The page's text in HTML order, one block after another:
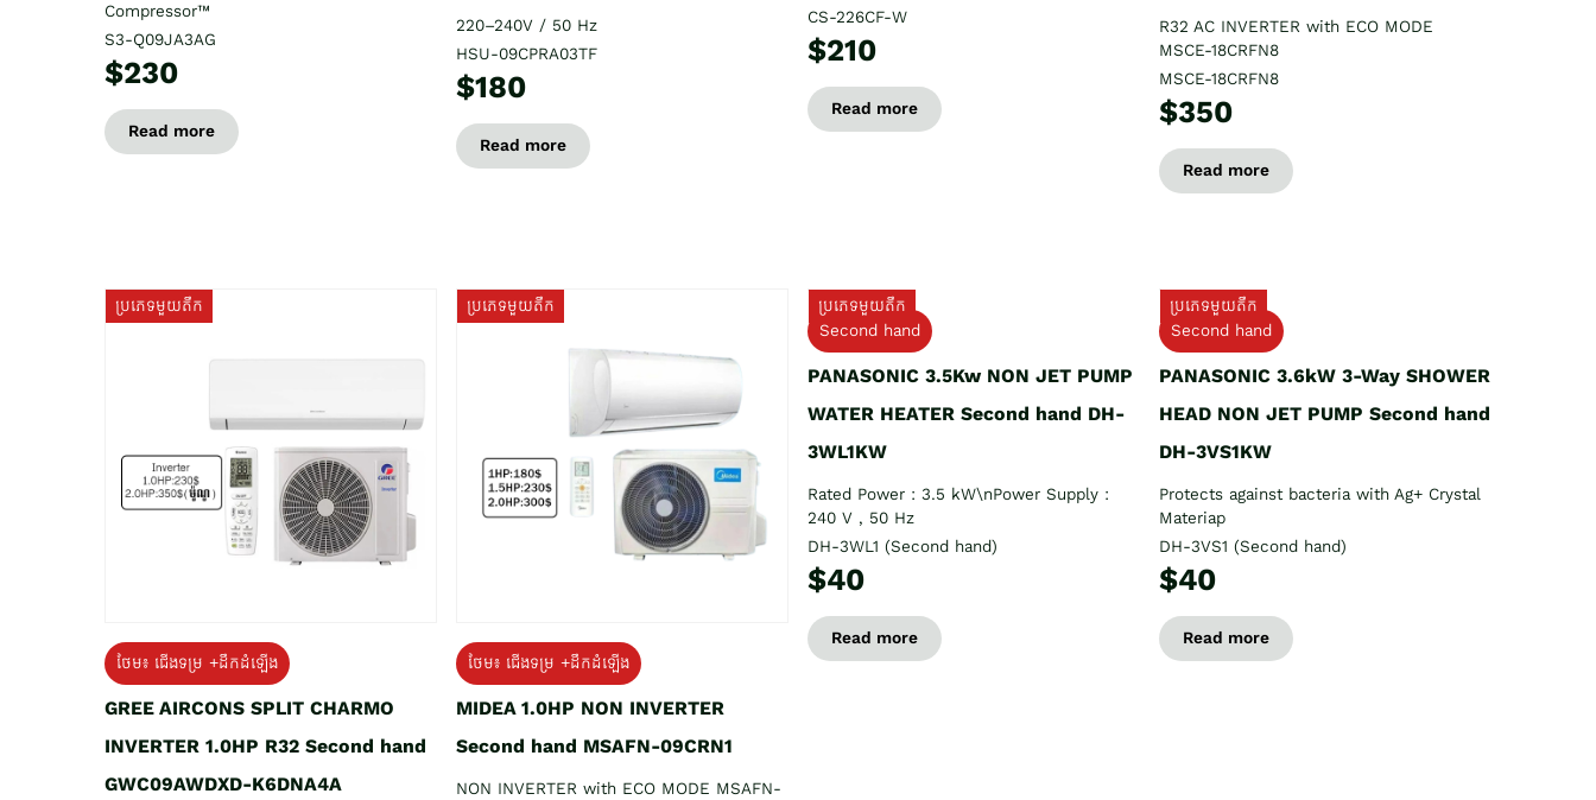
Compressor™
S3-Q09JA3AG
$230
Read more
220–240V / 50 Hz
HSU-09CPRA03TF
$180
Read more
CS-226CF-W
$210
Read more
R32 AC INVERTER with ECO MODE
MSCE-18CRFN8
MSCE-18CRFN8
$350
Read more
ប្រភេទមួយតឹក
ថែម៖ ជើងទម្រ +ដឹកដំឡើង
GREE AIRCONS SPLIT CHARMO
INVERTER 1.0HP R32 Second hand
GWC09AWDXD-K6DNA4A
ប្រភេទមួយតឹក
ថែម៖ ជើងទម្រ +ដឹកដំឡើង
MIDEA 1.0HP NON INVERTER
Second hand MSAFN-09CRN1
NON INVERTER with ECO MODE MSAFN-
ប្រភេទមួយតឹក
Second hand
PANASONIC 3.5Kw NON JET PUMP
WATER HEATER Second hand DH-
3WL1KW
Rated Power : 3.5 kW\nPower Supply :
240 V , 50 Hz
DH-3WL1 (Second hand)
$40
Read more
ប្រភេទមួយតឹក
Second hand
PANASONIC 3.6kW 3-Way SHOWER
HEAD NON JET PUMP Second hand
DH-3VS1KW
Protects against bacteria with Ag+ Crystal
Materiap
DH-3VS1 (Second hand)
$40
Read more